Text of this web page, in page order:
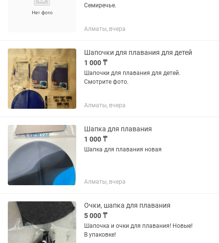
Семиречье.
Алматы, вчера
Шапочки для плавания для детей
1 000 ₸
Шапочки для плавания для детей.
Смотрите фото.
Алматы, вчера
Шапка для плавания
1 000 ₸
Шапка для плавания новая
Алматы, вчера
Очки, шапка для плавания
5 000 ₸
Шапочка и очки для плавания! Новые!
В упаковке!